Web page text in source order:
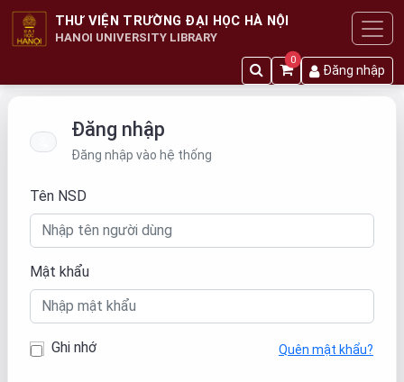
THƯ VIỆN TRƯỜNG ĐẠI HỌC HÀ NỘI
HANOI UNIVERSITY LIBRARY
0
Đăng nhập
Đăng nhập
Đăng nhập vào hệ thống
Tên NSD
Mật khẩu
Ghi nhớ Quên mật khẩu?